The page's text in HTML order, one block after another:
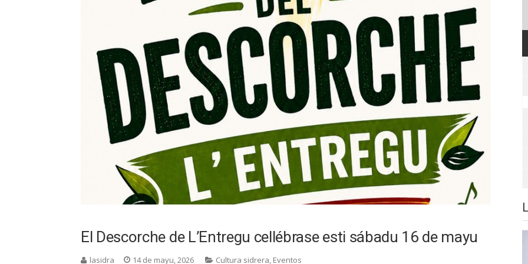
El Descorche de L’Entregu cellébrase esti sábadu 16 de mayu
lasidra 14 de mayu, 2026 Cultura sidrera, Eventos